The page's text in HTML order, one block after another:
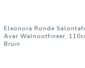
Eleonora Ronde
Avar Walnootfineer,
Bruin